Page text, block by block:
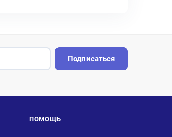
Подписаться
ПОМОЩЬ